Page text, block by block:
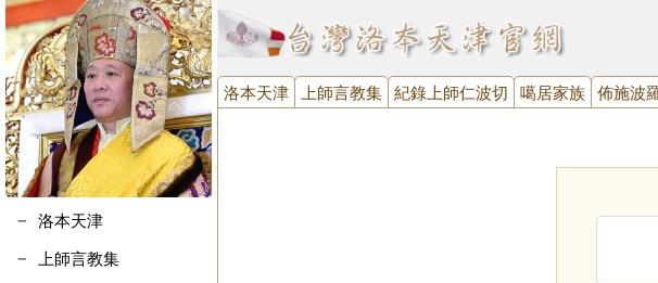
洛本天津
上師言教集
洛本天津 上師言教集 紀錄上師仁波切 噶居家族 佈施波